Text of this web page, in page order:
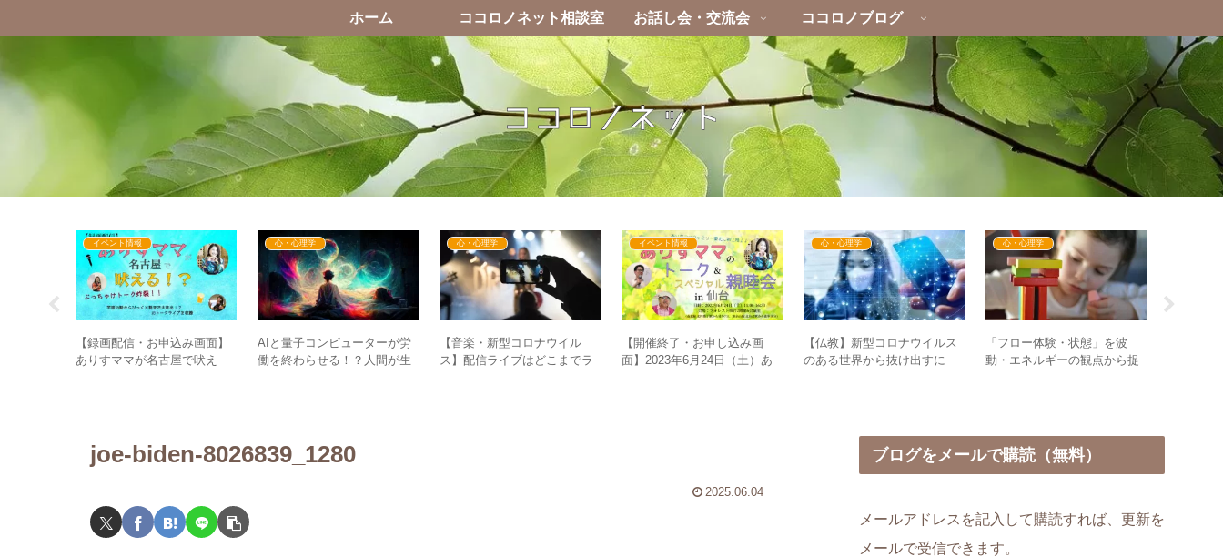
ホーム ココロノネット相談室 お話し会・交流会 ココロノブログ
イベント情報
【録画配信・お申込み画面】
ありすママが名古屋で吠え
心・心理学
AIと量子コンピューターが労
働を終わらせる！？人間が生
心・心理学
【音楽・新型コロナウイル
ス】配信ライブはどこまでラ
イベント情報
【開催終了・お申し込み画
面】2023年6月24日（土）あ
心・心理学
【仏教】新型コロナウイルス
のある世界から抜け出すに
心・心理学
「フロー体験・状態」を波
動・エネルギーの観点から捉
joe-biden-8026839_1280
2025.06.04
ブログをメールで購読（無料）
メールアドレスを記入して購読すれば、更新を
メールで受信できます。